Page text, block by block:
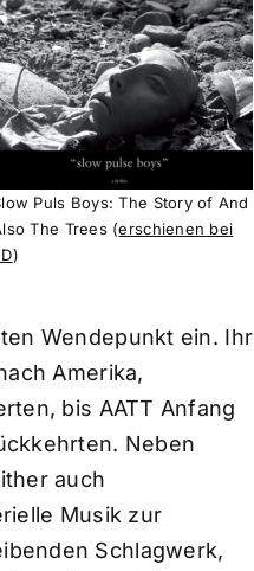
Puls Boys: The Story of And
The Trees (erschienen bei
)
Wendepunkt ein. Ihr
Amerika,
bis AATT Anfang
Neben
auch
Musik zur
Schlagwerk,